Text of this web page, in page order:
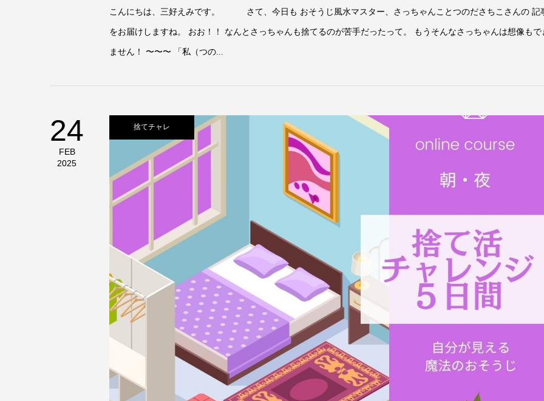
こんにちは、三好えみです。 さて、今日も おそうじ風水マスター、さっちゃんことつのださちこさんの 記
をお届けしますね。 おお！！ なんとさっちゃんも捨てるのが苦手だったって。 もうそんなさっちゃんは想像もで
ません！ 〜〜〜 「私（つの...
24
FEB
2025
捨てチャレ